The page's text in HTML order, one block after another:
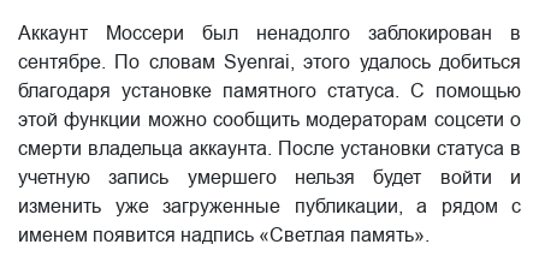
Аккаунт Моссери был ненадолго заблокирован в
сентябре. По словам Syenrai, этого удалось добиться
благодаря установке памятного статуса. С помощью
этой функции можно сообщить модераторам соцсети о
смерти владельца аккаунта. После установки статуса в
учетную запись умершего нельзя будет войти и
изменить уже загруженные публикации, а рядом с
именем появится надпись «Светлая память».